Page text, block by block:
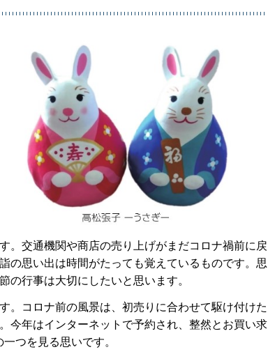
。交通機関や商店の売り上げがまだコロナ禍前に戻
の思い出は時間がたっても覚えているものです。思
の行事は大切にしたいと思います。
コロナ前の風景は、初売りに合わせて駆け付けた
今年はインターネットで予約され、整然とお買い求
つを見る思いです。